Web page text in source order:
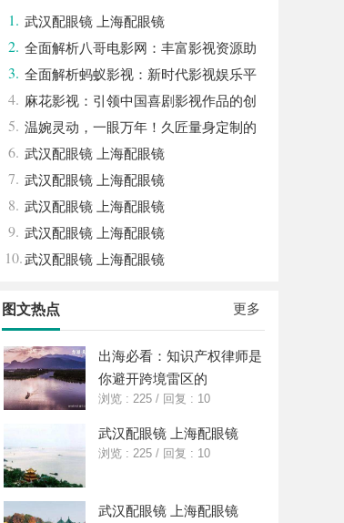
1. 武汉配眼镜 上海配眼镜
2. 全面解析八哥电影网：丰富影视资源助
力观影体验升级
3. 全面解析蚂蚁影视：新时代影视娱乐平
台的崛起与发展
4. 麻花影视：引领中国喜剧影视作品的创
新与发展之路
5. 温婉灵动，一眼万年！久匠量身定制的
眉眼唇，才是你整张脸的点睛之笔！淡颜系
女生的气质加分项
6. 武汉配眼镜 上海配眼镜
7. 武汉配眼镜 上海配眼镜
8. 武汉配眼镜 上海配眼镜
9. 武汉配眼镜 上海配眼镜
10.武汉配眼镜 上海配眼镜
更多
图文热点
出海必看：知识产权律师是
你避开跨境雷区的
浏览 : 225 / 回复 : 10
武汉配眼镜 上海配眼镜
浏览 : 225 / 回复 : 10
武汉配眼镜 上海配眼镜